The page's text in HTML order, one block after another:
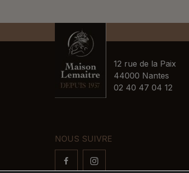
12 rue de la Paix
44000 Nantes
02 40 47 04 12
NOUS SUIVRE